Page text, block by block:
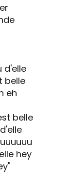
d'elle
belle
eh
belle
hey